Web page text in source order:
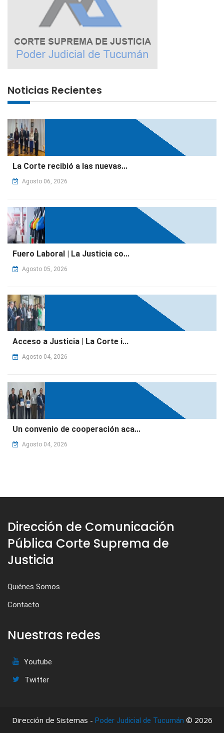
Noticias Recientes
La Corte recibió a las nuevas...
Agosto 06, 2026
Fuero Laboral | La Justicia co...
Agosto 05, 2026
Acceso a Justicia | La Corte i...
Agosto 04, 2026
Un convenio de cooperación aca...
Agosto 04, 2026
Dirección de Comunicación
Pública Corte Suprema de
Justicia
Quiénes Somos
Contacto
Nuestras redes
Youtube
Twitter
Dirección de Sistemas - Poder Judicial de Tucumán © 2026